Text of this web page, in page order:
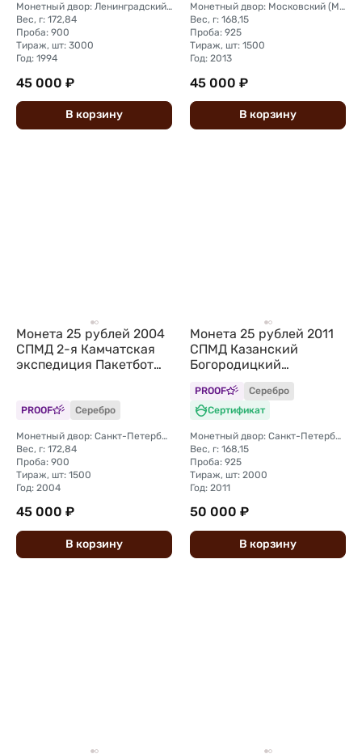
Монетный двор: Ленинградский (ЛМД)
Вес, г: 172,84
Проба: 900
Тираж, шт: 3000
Год: 1994
45 000 ₽
В корзину
Монетный двор: Московский (ММД)
Вес, г: 168,15
Проба: 925
Тираж, шт: 1500
Год: 2013
45 000 ₽
В корзину
Монета 25 рублей 2004
СПМД 2-я Камчатская
экспедиция Пакетбот
PROOF Серебро
Монетный двор: Санкт-Петербургский (СПМД)
Вес, г: 172,84
Проба: 900
Тираж, шт: 1500
Год: 2004
45 000 ₽
В корзину
Монета 25 рублей 2011
СПМД Казанский
Богородицкий
монастырь
PROOF
Серебро
Сертификат
Монетный двор: Санкт-Петербургский (СПМД)
Вес, г: 168,15
Проба: 925
Тираж, шт: 2000
Год: 2011
50 000 ₽
В корзину